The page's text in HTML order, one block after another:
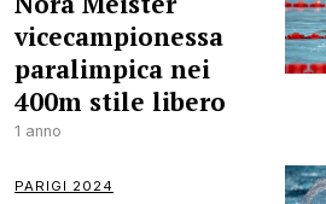
vicecampionessa
paralimpica nei
400m stile libero
1 anno
PARIGI 2024